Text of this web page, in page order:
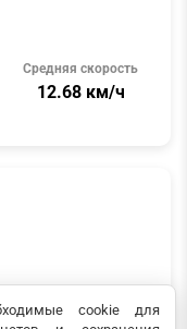
Средняя скорость
12.68 км/ч
Средняя скорость
cookie для